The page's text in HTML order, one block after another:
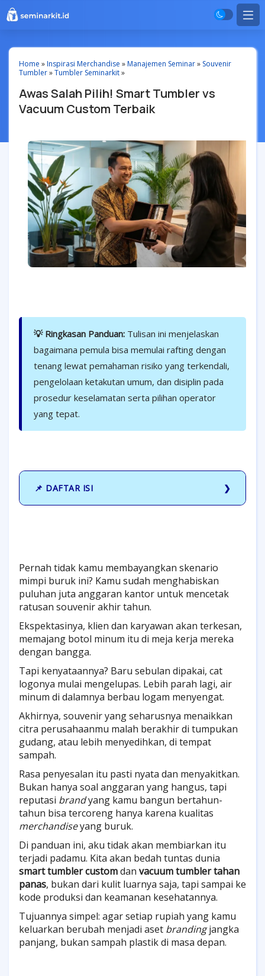
Home »Inspirasi Merchandise »Manajemen Seminar» Souvenir
Tumbler»Tumbler Seminarkit»
Awas Salah Pilih! Smart Tumbler vs
Vacuum Custom Terbaik
💡 Ringkasan Panduan: Tulisan ini menjelaskan
bagaimana pemula bisa memulai rafting dengan
tenang lewat pemahaman risiko yang terkendali,
pengelolaan ketakutan umum, dan disiplin pada
prosedur keselamatan serta pilihan operator
yang tepat.
📌 DAFTAR ISI
Pernah tidak kamu membayangkan skenario
mimpi buruk ini? Kamu sudah menghabiskan
puluhan juta anggaran kantor untuk mencetak
ratusan souvenir akhir tahun.
Ekspektasinya, klien dan karyawan akan terkesan,
memajang botol minum itu di meja kerja mereka
dengan bangga.
Tapi kenyataannya? Baru sebulan dipakai, cat
logonya mulai mengelupas. Lebih parah lagi, air
minum di dalamnya berbau logam menyengat.
Akhirnya, souvenir yang seharusnya menaikkan
citra perusahaanmu malah berakhir di tumpukan
gudang, atau lebih menyedihkan, di tempat
sampah.
Rasa penyesalan itu pasti nyata dan menyakitkan.
Bukan hanya soal anggaran yang hangus, tapi
reputasi brandyang kamu bangun bertahun-
tahun bisa tercoreng hanya karena kualitas
merchandiseyang buruk.
Di panduan ini, aku tidak akan membiarkan itu
terjadi padamu. Kita akan bedah tuntas dunia
smart tumbler customdan vacuum tumbler tahan
panas, bukan dari kulit luarnya saja, tapi sampai ke
kode produksi dan keamanan kesehatannya.
Tujuannya simpel: agar setiap rupiah yang kamu
keluarkan berubah menjadi aset brandingjangka
panjang, bukan sampah plastik di masa depan.